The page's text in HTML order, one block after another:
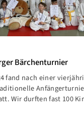
Bärchenturnier
fand nach einer
Wir durften fast 100